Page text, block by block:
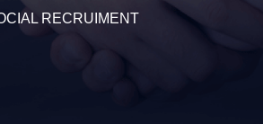
RECRUIMENT